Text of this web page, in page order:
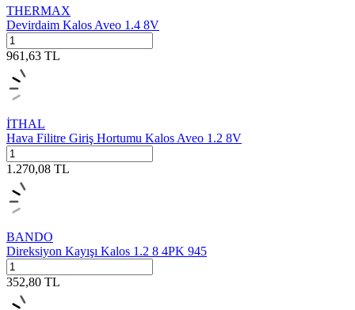
THERMAX
Devirdaim Kalos Aveo 1.4 8V
961,63 TL
İTHAL
Hava Filitre Giriş Hortumu Kalos Aveo 1.2 8V
1.270,08 TL
BANDO
Direksiyon Kayışı Kalos 1.2 8 4PK 945
352,80 TL